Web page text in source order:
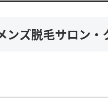
ンズ脱毛サロン・